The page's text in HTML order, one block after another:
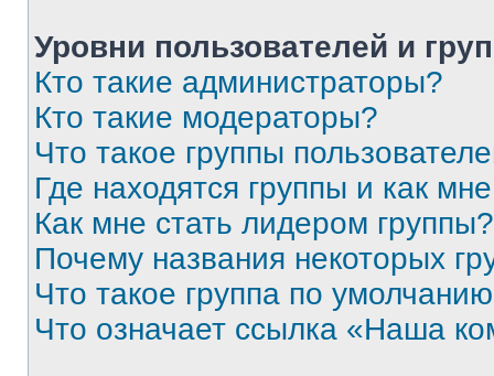
Уровни пользователей и
Кто такие администраторы?
Кто такие модераторы?
Что такое группы
Где находятся группы и как
Как мне стать лидером группы?
Почему названия некоторых
Что такое группа по
Что означает ссылка «Наша